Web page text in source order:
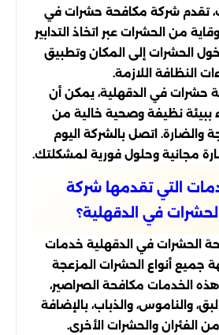
تقدم شركة مكافحة حشرات في
من الحشرات عبر اتخاذ التدابير
الحشرات إلى المكان وتطبيق
النظافة اللازمة.
حشرات في الدقهلية، يمكن أن
ببيئة نظيفة وصحية خالية من
والضارة. اتصل بالشركة اليوم
مجانية وحلول فورية لمشكلتك.
التي تقدمها شركة
في الدقهلية؟
الحشرات في الدقهلية خدمات
جميع أنواع الحشرات المزعجة
الخدمات مكافحة الصراصير،
والناموس، والذباب، بالإضافة
الفئران والحشرات الأخرى.